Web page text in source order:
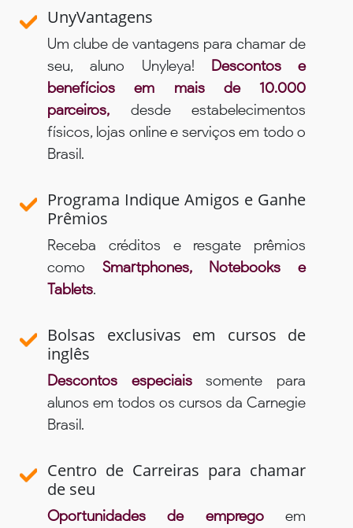
UnyVantagens
Um clube de vantagens para chamar de
seu, aluno Unyleya! Descontos e
benefícios em mais de 10.000
parceiros, desde estabelecimentos
físicos, lojas online e serviços em todo o
Brasil.
Programa Indique Amigos e Ganhe
Prêmios
Receba créditos e resgate prêmios
como Smartphones, Notebooks e
Tablets.
Bolsas exclusivas em cursos de
inglês
Descontos especiaissomente para
alunos em todos os cursos da Carnegie
Brasil.
Centro de Carreiras para chamar
de seu
Oportunidades de empregoem